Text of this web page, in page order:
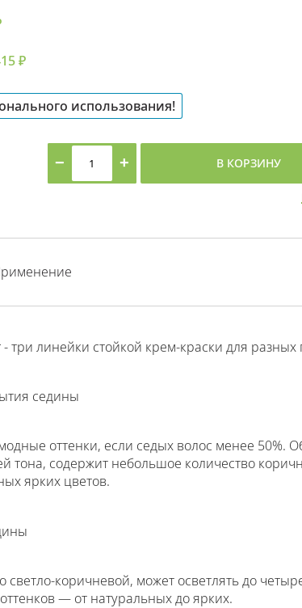
₽
использования!
− + В КОРЗИНУ
три линейки стойкой крем-краски для разных
седины
оттенки, если седых волос менее 50%.
тона, содержит небольшое количество
ярких цветов.
светло-коричневой, может осветлять до
— от натуральных до ярких.